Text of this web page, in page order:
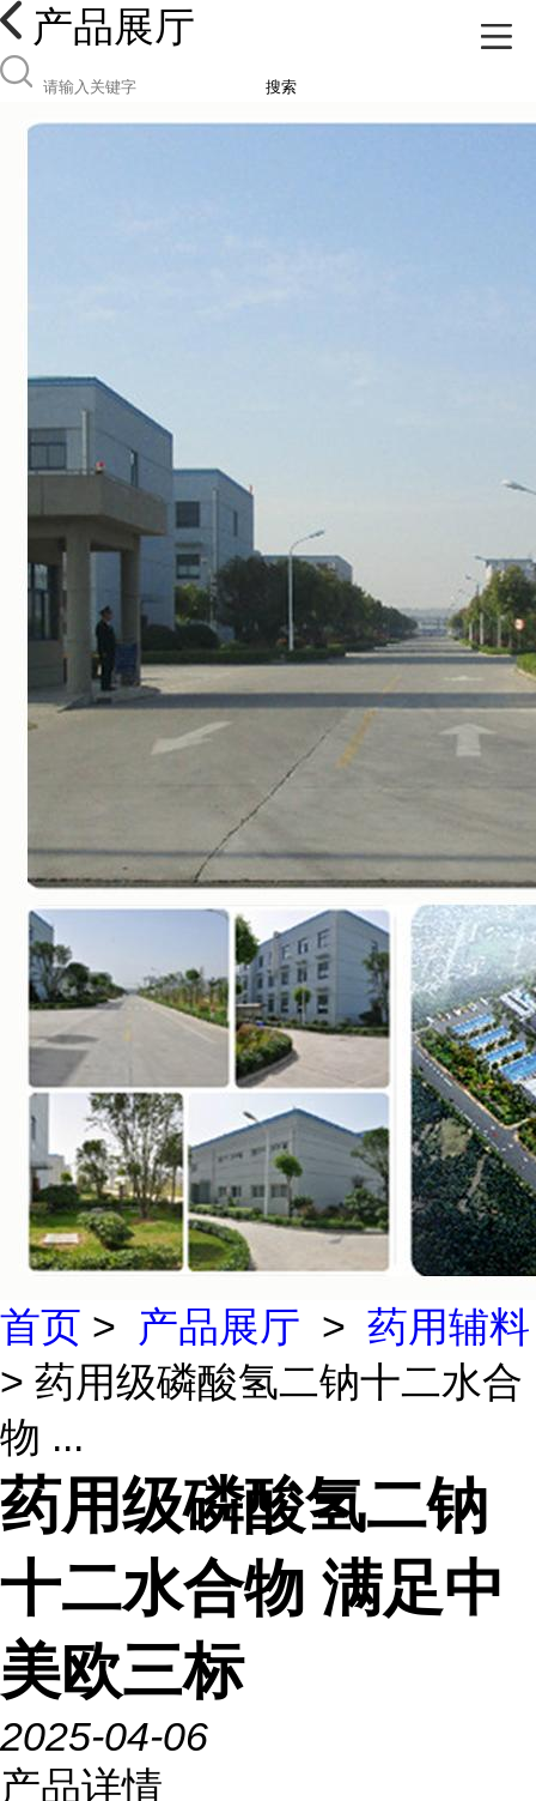
产品展厅
搜索
首页 > 产品展厅 > 药用辅料
> 药用级磷酸氢二钠十二水合
物 ...
药用级磷酸氢二钠
十二水合物 满足中
美欧三标
2025-04-06
产品详情